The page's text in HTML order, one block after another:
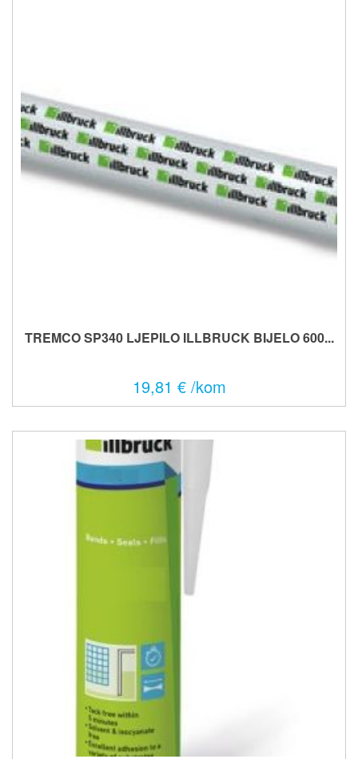
TREMCO SP340 LJEPILO ILLBRUCK BIJELO 600...
19,81 € /kom